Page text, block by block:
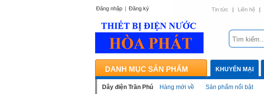
Đăng nhập | Đăng ký Tin tức | Liên hệ |
DANH MỤC SẢN PHẨM KHUYẾN MẠI
Dây điện Trần Phú Hàng mới về Sản phẩm nổi bật